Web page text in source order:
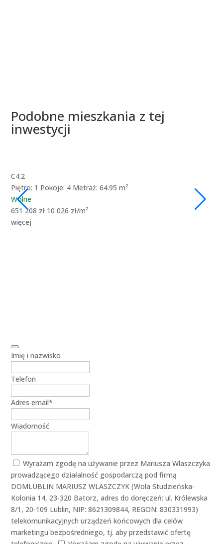
Podobne mieszkania z tej
inwestycji
C4.2
Piętro: 1 Pokoje: 4 Metraż: 64.95 m²
Wolne
651 208 zł 10 026 zł/m²
więcej
Imię i nazwisko
Telefon
Adres email*
Wiadomość
Wyrażam zgodę na używanie przez Mariusza Wlaszczyka
prowadzącego działalność gospodarczą pod firmą
DOMLUBLIN MARIUSZ WLASZCZYK (Wola Studzieńska-
Kolonia 14, 23-320 Batorz, adres do doręczeń: ul. Królewska
8/1, 20-109 Lublin, NIP: 8621309844, REGON: 830331993)
telekomunikacyjnych urządzeń końcowych dla celów
marketingu bezpośredniego, tj. aby przedstawić ofertę